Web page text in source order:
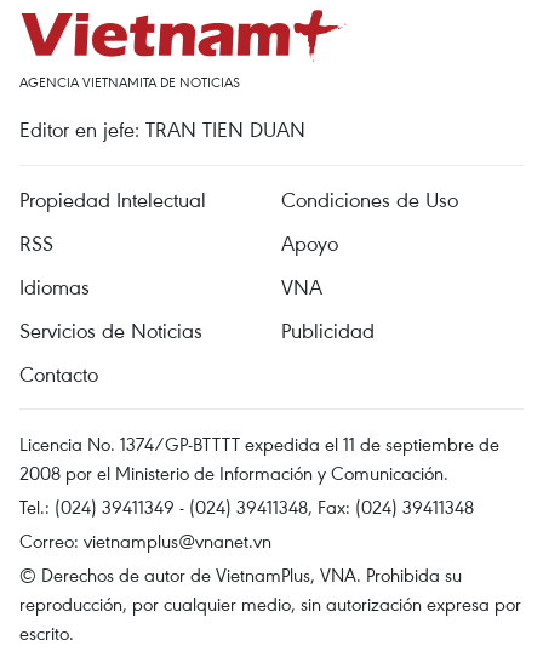
AGENCIA VIETNAMITA DE NOTICIAS
Editor en jefe: TRAN TIEN DUAN
Propiedad Intelectual
Condiciones de Uso
RSS
Apoyo
Idiomas
VNA
Servicios de Noticias
Publicidad
Contacto
Licencia No. 1374/GP-BTTTT expedida el 11 de septiembre de
2008 por el Ministerio de Información y Comunicación.
Tel.: (024) 39411349 - (024) 39411348, Fax: (024) 39411348
Correo: vietnamplus@vnanet.vn
© Derechos de autor de VietnamPlus, VNA. Prohibida su
reproducción, por cualquier medio, sin autorización expresa por
escrito.